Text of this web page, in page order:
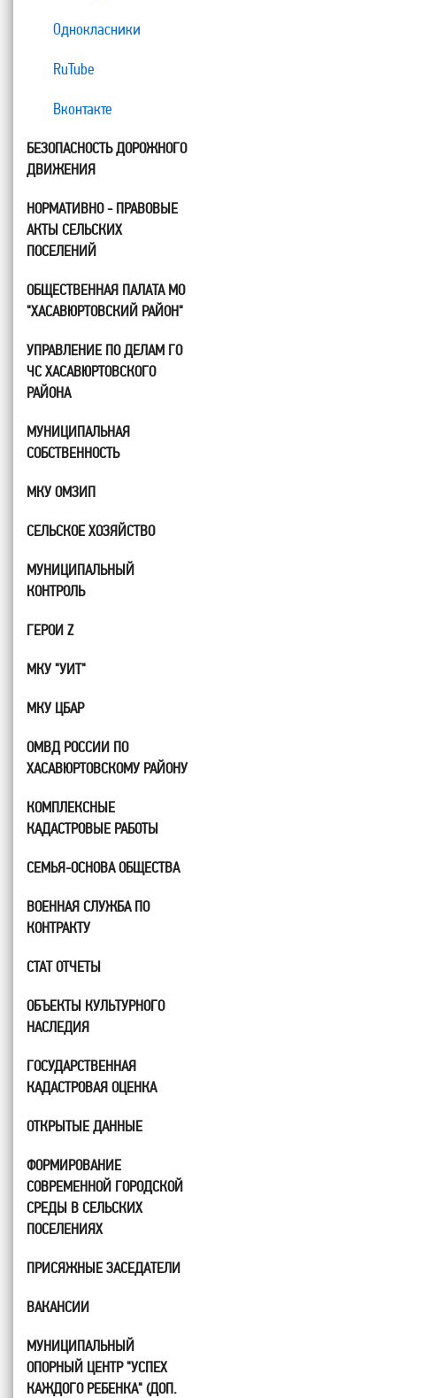
Однокласники
RuTube
Вконтакте
БЕЗОПАСНОСТЬ ДОРОЖНОГО
ДВИЖЕНИЯ
НОРМАТИВНО - ПРАВОВЫЕ
АКТЫ СЕЛЬСКИХ
ПОСЕЛЕНИЙ
ОБЩЕСТВЕННАЯ ПАЛАТА МО
"ХАСАВЮРТОВСКИЙ РАЙОН"
УПРАВЛЕНИЕ ПО ДЕЛАМ ГО
ЧС ХАСАВЮРТОВСКОГО
РАЙОНА
МУНИЦИПАЛЬНАЯ
СОБСТВЕННОСТЬ
МКУ ОМЗИП
СЕЛЬСКОЕ ХОЗЯЙСТВО
МУНИЦИПАЛЬНЫЙ
КОНТРОЛЬ
ГЕРОИ Z
МКУ "УИТ"
МКУ ЦБАР
ОМВД РОССИИ ПО
ХАСАВЮРТОВСКОМУ РАЙОНУ
КОМПЛЕКСНЫЕ
КАДАСТРОВЫЕ РАБОТЫ
СЕМЬЯ-ОСНОВА ОБЩЕСТВА
ВОЕННАЯ СЛУЖБА ПО
КОНТРАКТУ
СТАТ ОТЧЕТЫ
ОБЪЕКТЫ КУЛЬТУРНОГО
НАСЛЕДИЯ
ГОСУДАРСТВЕННАЯ
КАДАСТРОВАЯ ОЦЕНКА
ОТКРЫТЫЕ ДАННЫЕ
ФОРМИРОВАНИЕ
СОВРЕМЕННОЙ ГОРОДСКОЙ
СРЕДЫ В СЕЛЬСКИХ
ПОСЕЛЕНИЯХ
ПРИСЯЖНЫЕ ЗАСЕДАТЕЛИ
ВАКАНСИИ
МУНИЦИПАЛЬНЫЙ
ОПОРНЫЙ ЦЕНТР "УСПЕХ
КАЖДОГО РЕБЕНКА" (ДОП.